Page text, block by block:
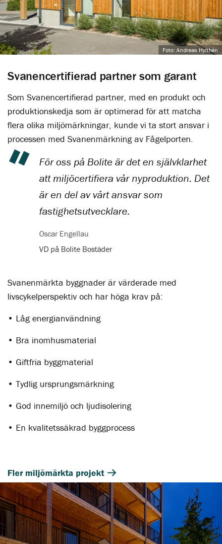
Foto: Andreas Hylthén
Svanencertifierad partner som garant
Som Svanencertifierad partner, med en produkt och
produktionskedja som är optimerad för att matcha
flera olika miljömärkningar, kunde vi ta stort ansvar i
processen med Svanenmärkning av Fågelporten.
För oss på Bolite är det en självklarhet
att miljöcertifiera vår nyproduktion. Det
är en del av vårt ansvar som
fastighetsutvecklare.
Oscar Engellau
VD på Bolite Bostäder
Svanenmärkta byggnader är värderade med
livscykelperspektiv och har höga krav på:
• Låg energianvändning
• Bra inomhusmaterial
• Giftfria byggmaterial
• Tydlig ursprungsmärkning
• God innemiljö och ljudisolering
• En kvalitetssäkrad byggprocess
Fler miljömärkta projekt